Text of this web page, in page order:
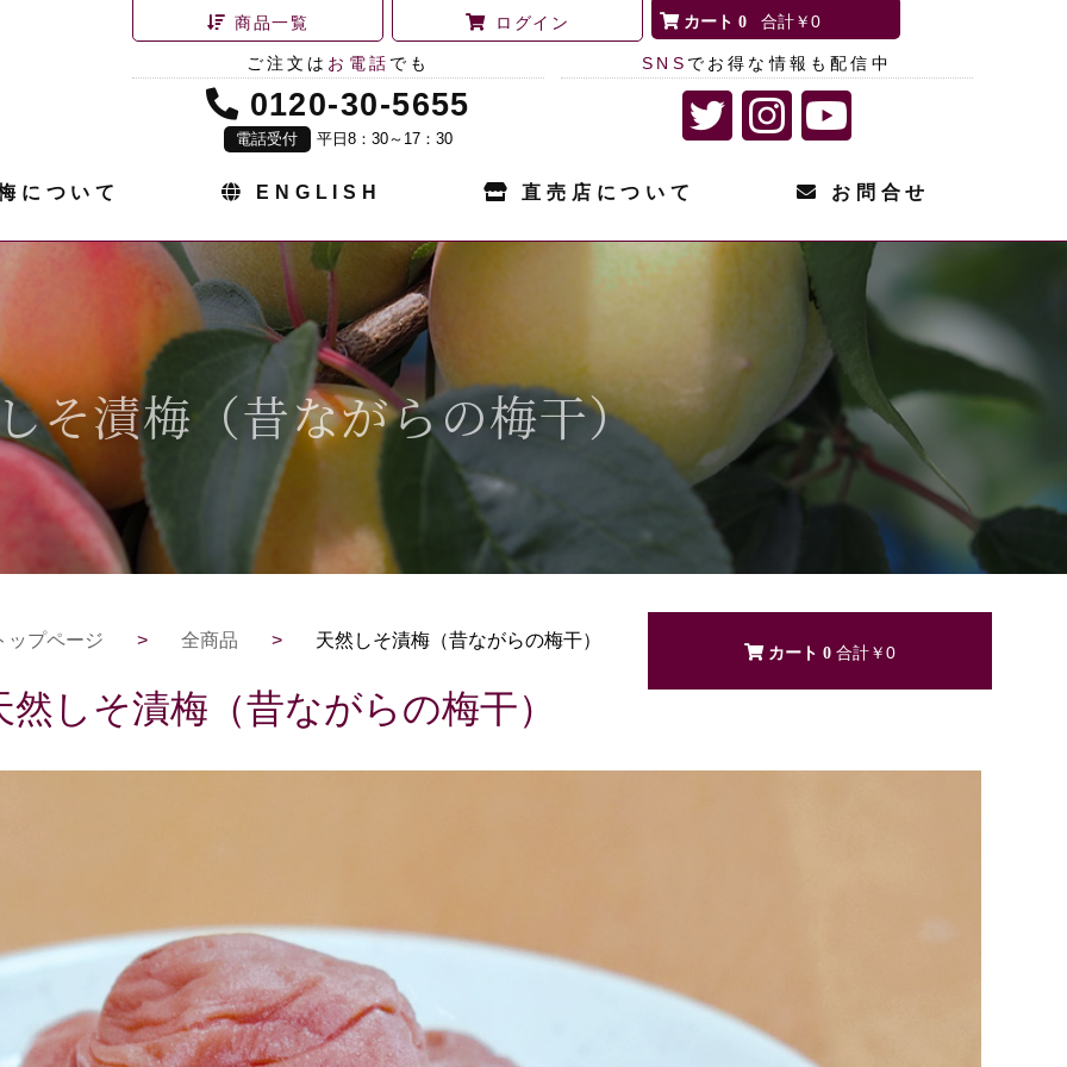
商品一覧 ログイン 0 ￥0
ご注文は お電話 でも
0120-30-5655
電話受付 平日8：30～17：30
SNS でお得な情報も配信中
について ENGLISH 直売店について お問合せ
そ漬梅（昔ながらの梅干）
ップページ > 全商品 > 天然しそ漬梅（昔ながらの梅干）
0 ￥0
然しそ漬梅（昔ながらの梅干）